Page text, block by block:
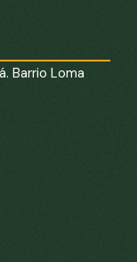
Barrio Loma